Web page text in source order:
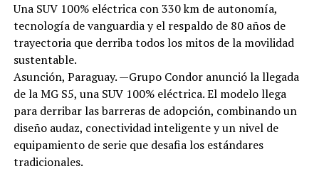
Una SUV 100% eléctrica con 330 km de autonomía,
tecnología de vanguardia y el respaldo de 80 años de
trayectoria que derriba todos los mitos de la movilidad
sustentable.
Asunción, Paraguay. —Grupo Condor anunció la llegada
de la MG S5, una SUV 100% eléctrica. El modelo llega
para derribar las barreras de adopción, combinando un
diseño audaz, conectividad inteligente y un nivel de
equipamiento de serie que desafia los estándares
tradicionales.